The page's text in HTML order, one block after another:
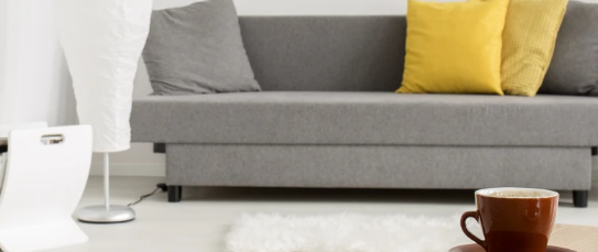
Wij bieden de volgende mogelijkheden: